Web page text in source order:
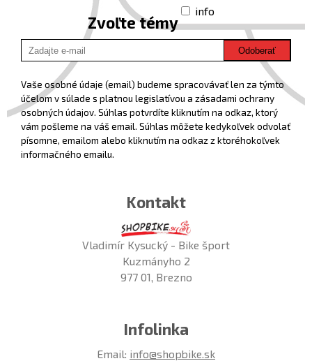
Zvoľte témy
info
Odoberať
Vaše osobné údaje (email) budeme spracovávať len za týmto
účelom v súlade s platnou legislatívou a zásadami ochrany
osobných údajov. Súhlas potvrdíte kliknutím na odkaz, ktorý
vám pošleme na váš email. Súhlas môžete kedykoľvek odvolať
písomne, emailom alebo kliknutím na odkaz z ktoréhokoľvek
informačného emailu.
Kontakt
Vladimír Kysucký - Bike šport
Kuzmányho 2
977 01, Brezno
Infolinka
Email: info@shopbike.sk